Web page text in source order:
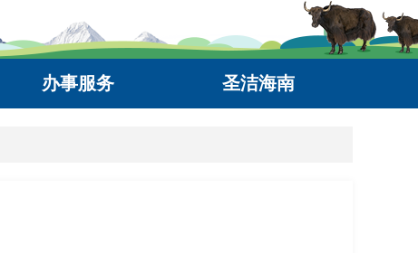
办事服务 圣洁海南